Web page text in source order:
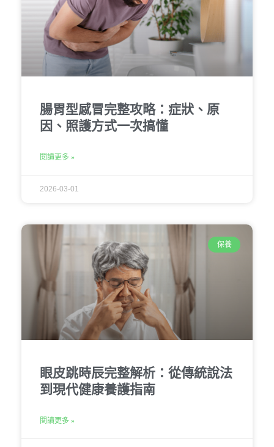
腸胃型感冒完整攻略：症狀、原
因、照護方式一次搞懂
閱讀更多 »
2026-03-01
保養
眼皮跳時辰完整解析：從傳統說法
到現代健康養護指南
閱讀更多 »